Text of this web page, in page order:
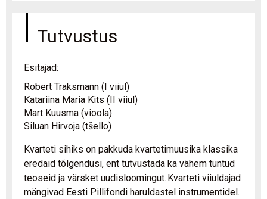
Tutvustus
Esitajad:
Robert Traksmann (I viiul)
Katariina Maria Kits (II viiul)
Mart Kuusma (vioola)
Siluan Hirvoja (tšello)
Kvarteti sihiks on pakkuda kvartetimuusika klassika
eredaid tõlgendusi, ent tutvustada ka vähem tuntud
teoseid ja värsket uudisloomingut. Kvarteti viiuldajad
mängivad Eesti Pillifondi haruldastel instrumentidel.